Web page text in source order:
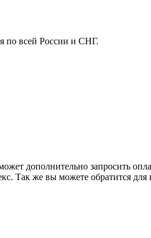
по всей России и СНГ.
дополнительно запросить
Так же вы можете обратится